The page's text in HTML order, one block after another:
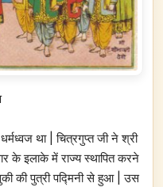
था | चित्रगुप्त जी ने श्री
के इलाके में राज्य स्थापित करने
की पुत्री पद्मिनी से हुआ | उस